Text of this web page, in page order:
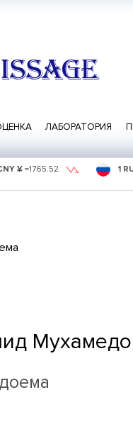
ЛАБОРАТОРИЯ
¥ =1765.52 1